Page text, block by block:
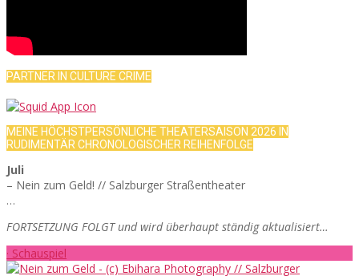
PARTNER IN CULTURE CRIME
MEINE HÖCHSTPERSÖNLICHE THEATERSAISON 2026 IN
RUDIMENTÄR CHRONOLOGISCHER REIHENFOLGE
Juli
– Nein zum Geld! // Salzburger Straßentheater
…
FORTSETZUNG FOLGT und wird überhaupt ständig aktualisiert…
· Schauspiel